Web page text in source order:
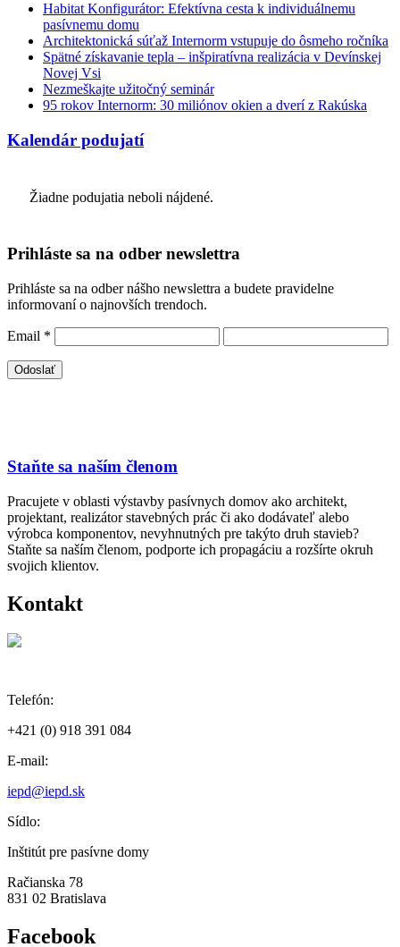
Habitat Konfigurátor: Efektívna cesta k individuálnemu
pasívnemu domu
Architektonická súťaž Internorm vstupuje do ôsmeho ročníka
Spätné získavanie tepla – inšpiratívna realizácia v Devínskej
Novej Vsi
Nezmeškajte užitočný seminár
95 rokov Internorm: 30 miliónov okien a dverí z Rakúska
Kalendár podujatí
Žiadne podujatia neboli nájdené.
Prihláste sa na odber newslettra
Prihláste sa na odber nášho newslettra a budete pravidelne
informovaní o najnovších trendoch.
Email *
Staňte sa naším členom
Pracujete v oblasti výstavby pasívnych domov ako architekt,
projektant, realizátor stavebných prác či ako dodávateľ alebo
výrobca komponentov, nevyhnutných pre takýto druh stavieb?
Staňte sa naším členom, podporte ich propagáciu a rozšírte okruh
svojich klientov.
Kontakt
Telefón:
+421 (0) 918 391 084
E-mail:
iepd@iepd.sk
Sídlo:
Inštitút pre pasívne domy
Račianska 78
831 02 Bratislava
Facebook